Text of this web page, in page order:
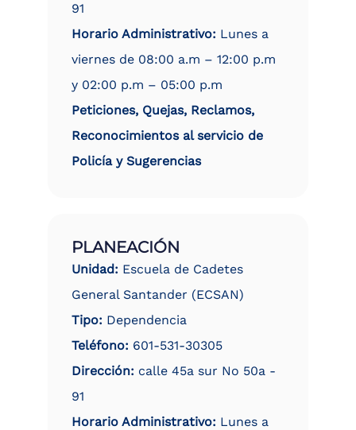
91
Horario Administrativo: Lunes a
viernes de 08:00 a.m – 12:00 p.m
y 02:00 p.m – 05:00 p.m
Peticiones, Quejas, Reclamos,
Reconocimientos al servicio de
Policía y Sugerencias
PLANEACIÓN
Unidad: Escuela de Cadetes
General Santander (ECSAN)
Tipo: Dependencia
Teléfono: 601-531-30305
Dirección: calle 45a sur No 50a -
91
Horario Administrativo: Lunes a